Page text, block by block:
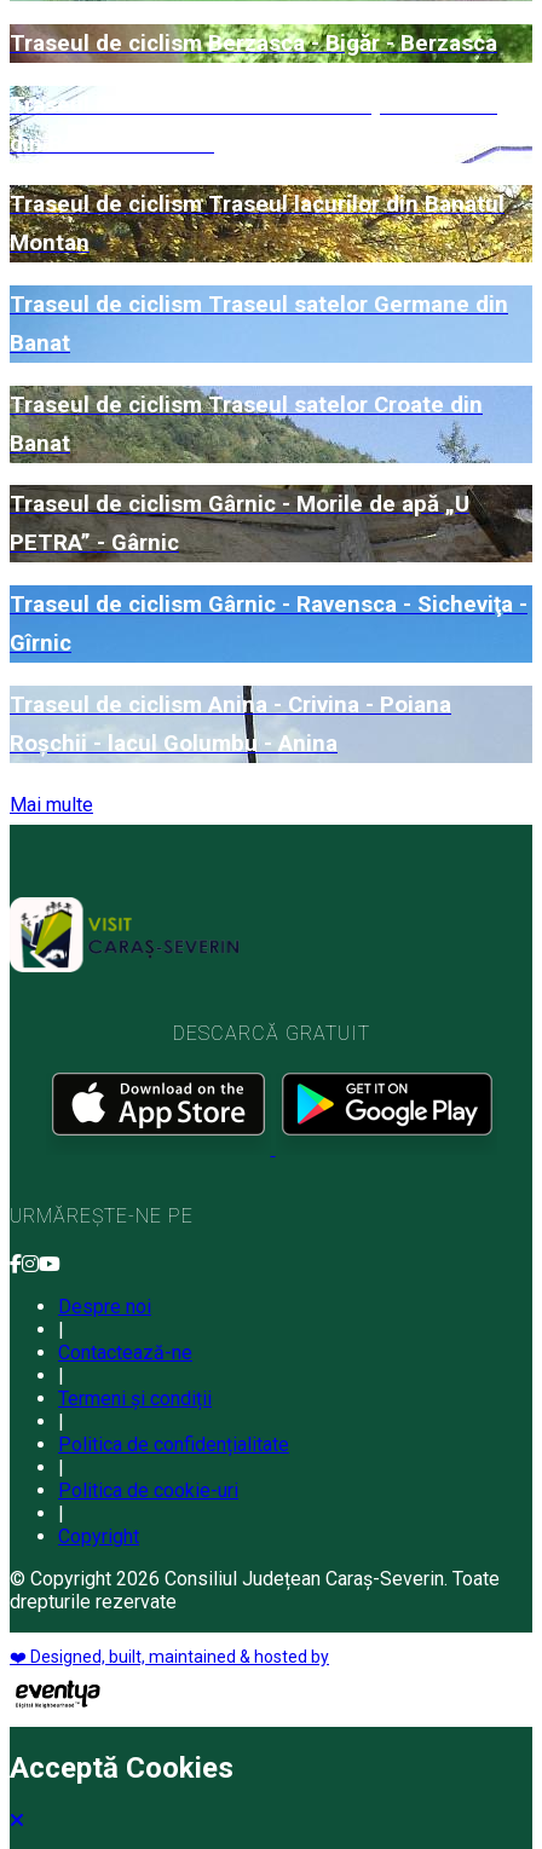
Traseul de ciclism Berzasca - Bigăr - Berzasca
Traseul de ciclism Traseul localităţilor miniere
din Banatul Montan
Traseul de ciclism Traseul lacurilor din Banatul
Montan
Traseul de ciclism Traseul satelor Germane din
Banat
Traseul de ciclism Traseul satelor Croate din
Banat
Traseul de ciclism Gârnic - Morile de apă „U
PETRA” - Gârnic
Traseul de ciclism Gârnic - Ravensca - Sicheviţa -
Gîrnic
Traseul de ciclism Anina - Crivina - Poiana
Roşchii - lacul Golumbu - Anina
Mai multe
DESCARCĂ GRATUIT
URMĂREȘTE-NE PE
Despre noi
|
Contactează-ne
|
Termeni și condiții
|
Politica de confidențialitate
|
Politica de cookie-uri
|
Copyright
© Copyright 2026 Consiliul Județean Caraș-Severin. Toate
drepturile rezervate
❤️ Designed, built, maintained & hosted by
Acceptă Cookies